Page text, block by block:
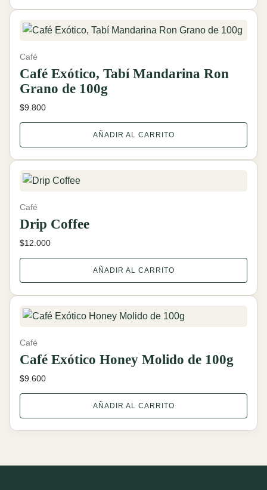
Café
Café Exótico, Tabí Mandarina Ron
Grano de 100g
$9.800
AÑADIR AL CARRITO
Café
Drip Coffee
$12.000
AÑADIR AL CARRITO
Café
Café Exótico Honey Molido de 100g
$9.600
AÑADIR AL CARRITO